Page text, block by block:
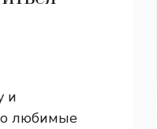
и
любимые